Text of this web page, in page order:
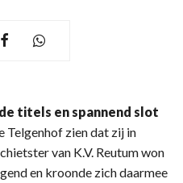
titels en spannend slot
Telgenhof zien dat zij in
van K.V. Reutum won
en kroonde zich daarmee